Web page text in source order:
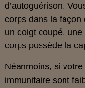
d’autoguérison.
corps dans la façon
un doigt coupé,
corps possède la
Néanmoins, si
immunitaire sont